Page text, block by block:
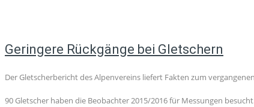
Geringere Rückgänge bei Gletschern
Der Gletscherbericht des Alpenvereins liefert Fakten zum
90 Gletscher haben die Beobachter 2015/2016 für Messungen